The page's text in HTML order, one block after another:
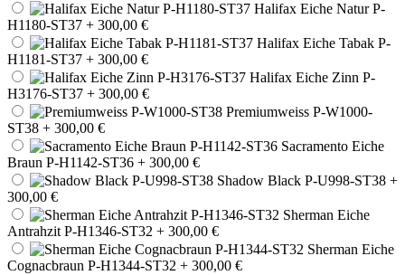
Halifax Eiche Natur P-
H1180-ST37 + 300,00 €
Halifax Eiche Tabak P-
H1181-ST37 + 300,00 €
Halifax Eiche Zinn P-
H3176-ST37 + 300,00 €
Premiumweiss P-W1000-
ST38 + 300,00 €
Sacramento Eiche
Braun P-H1142-ST36 + 300,00 €
Shadow Black P-U998-ST38 +
300,00 €
Sherman Eiche
Antrahzit P-H1346-ST32 + 300,00 €
Sherman Eiche
Cognacbraun P-H1344-ST32 + 300,00 €